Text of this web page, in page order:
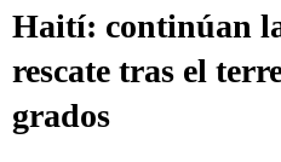
Haití: continúan
rescate tras el
grados